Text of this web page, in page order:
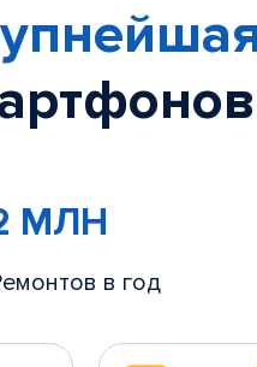
МЛН
в год